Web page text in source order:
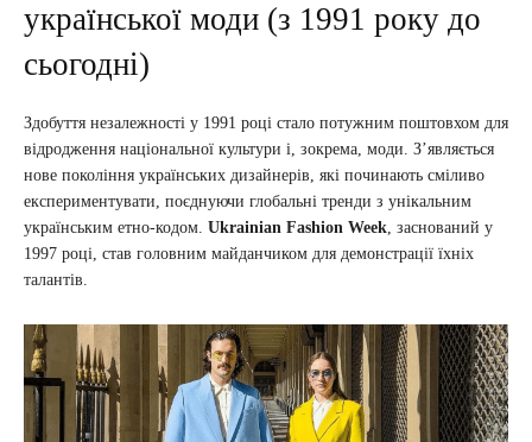
української моди (з 1991 року до
сьогодні)
Здобуття незалежності у 1991 році стало потужним поштовхом для
відродження національної культури і, зокрема, моди. З’являється
нове покоління українських дизайнерів, які починають сміливо
експериментувати, поєднуючи глобальні тренди з унікальним
українським етно-кодом. Ukrainian Fashion Week, заснований у
1997 році, став головним майданчиком для демонстрації їхніх
талантів.